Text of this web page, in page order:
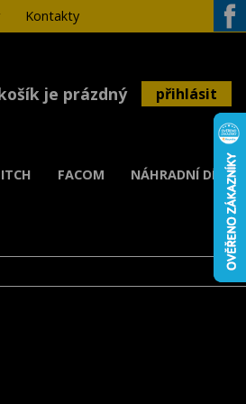
Kontakty
je prázdný přihlásit
FACOM NÁHRADNÍ DÍLY